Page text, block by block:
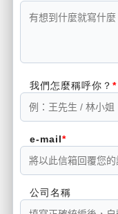
我們怎麼稱呼你？
e-mail
公司名稱